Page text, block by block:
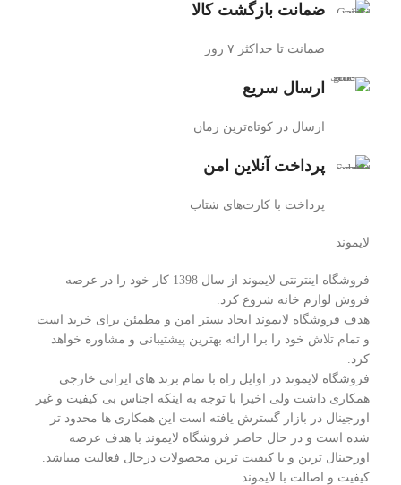
پرداخت آنلاین امن
پرداخت با کارت‌های شتاب
ارسال سریع
ارسال در کوتاه‌ترین زمان
ضمانت بازگشت کالا
ضمانت تا حداکثر ۷ روز
لایموند
فروشگاه اینترنتی لایموند از سال 1398 کار خود را در عرصه
فروش لوازم خانه شروع کرد.
هدف فروشگاه لایموند ایجاد بستر امن و مطمئن برای خرید است
و تمام تلاش خود را برا ارائه بهترین پیشتیبانی و مشاوره خواهد
کرد.
فروشگاه لایموند در اوایل راه با تمام برند های ایرانی خارجی
همکاری داشت ولی اخیرا با توجه به اینکه اجناس بی کیفیت و غیر
اورجینال در بازار گسترش یافته است این همکاری ها محدود تر
شده است و در حال حاضر فروشگاه لایموند با هدف عرضه
اورجینال ترین و با کیفیت ترین محصولات درحال فعالیت میباشد.
کیفیت و اصالت با لایموند